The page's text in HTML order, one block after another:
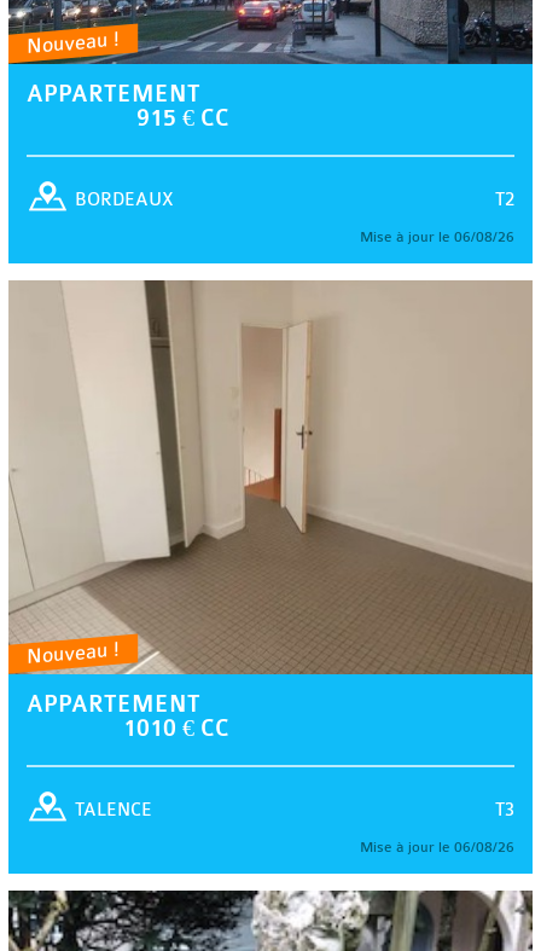
Nouveau !
APPARTEMENT
915 € CC
T2
BORDEAUX
Mise à jour le 06/08/26
Nouveau !
APPARTEMENT
1010 € CC
T3
TALENCE
Mise à jour le 06/08/26